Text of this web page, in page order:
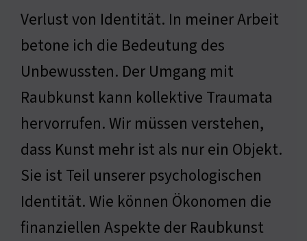
Verlust von Identität. In meiner Arbeit
betone ich die Bedeutung des
Unbewussten. Der Umgang mit
Raubkunst kann kollektive Traumata
hervorrufen. Wir müssen verstehen,
dass Kunst mehr ist als nur ein Objekt.
Sie ist Teil unserer psychologischen
Identität. Wie können Ökonomen die
finanziellen Aspekte der Raubkunst